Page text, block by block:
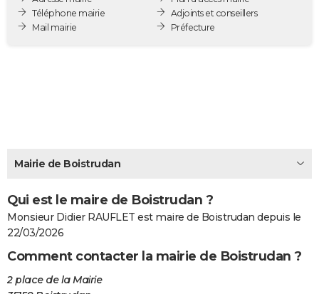
Destinations
City break
Voyage nature
Voyage de noces
Forum
Climat
PHOTO
Dictionnaire
Biographies
Citations
Expressions
Proverbes
PROGRAMME TV
S'inscrire
Se connecter
Lycées
Collèges
Primaires
Universités
Entreprises
Service militaire
Avis de recherche
AVIS DE DÉCÈS
Bricolage
Lifestyle
Culture
Sport
Auto
Television
Voyage
Cinema
Téléphone mairie
Mail mairie
Adjoints et conseillers
Préfecture
Mairie de Boistrudan
Qui est le maire de Boistrudan ?
Monsieur Didier RAUFLET est maire de Boistrudan depuis le
22/03/2026
Comment contacter la mairie de Boistrudan ?
2 place de la Mairie